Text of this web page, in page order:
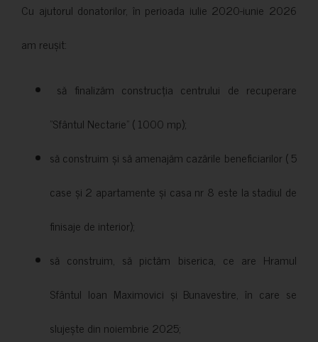
Cu ajutorul donatorilor, în perioada iulie 2020-iunie 2026
am reușit:
să finalizăm construcția centrului de recuperare
”Sfântul Nectarie” ( 1000 mp);
să construim și să amenajăm cazările beneficiarilor ( 5
case și 2 apartamente și casa nr 8 este la stadiul de
finisaje de interior);
să construim, să pictăm biserica, ce are Hramul
Sfântul Ioan Maximovici și Bunavestire, în care se
slujește din noiembrie 2025;